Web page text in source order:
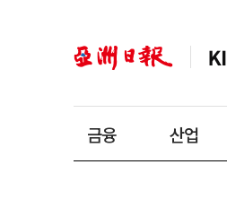
금융 산업